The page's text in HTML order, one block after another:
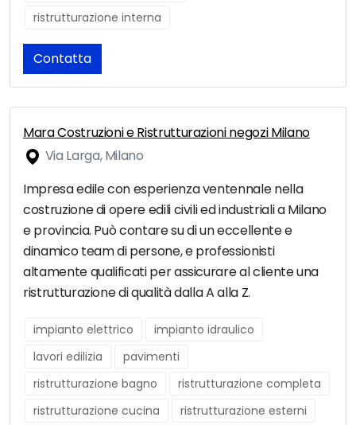
ristrutturazione interna
Contatta
Mara Costruzioni e Ristrutturazioni negozi Milano
Via Larga, Milano
Impresa edile con esperienza ventennale nella
costruzione di opere edili civili ed industriali a Milano
e provincia. Può contare su di un eccellente e
dinamico team di persone, e professionisti
altamente qualificati per assicurare al cliente una
ristrutturazione di qualità dalla A alla Z.
impianto elettrico
impianto idraulico
lavori edilizia
pavimenti
ristrutturazione bagno
ristrutturazione completa
ristrutturazione cucina
ristrutturazione esterni